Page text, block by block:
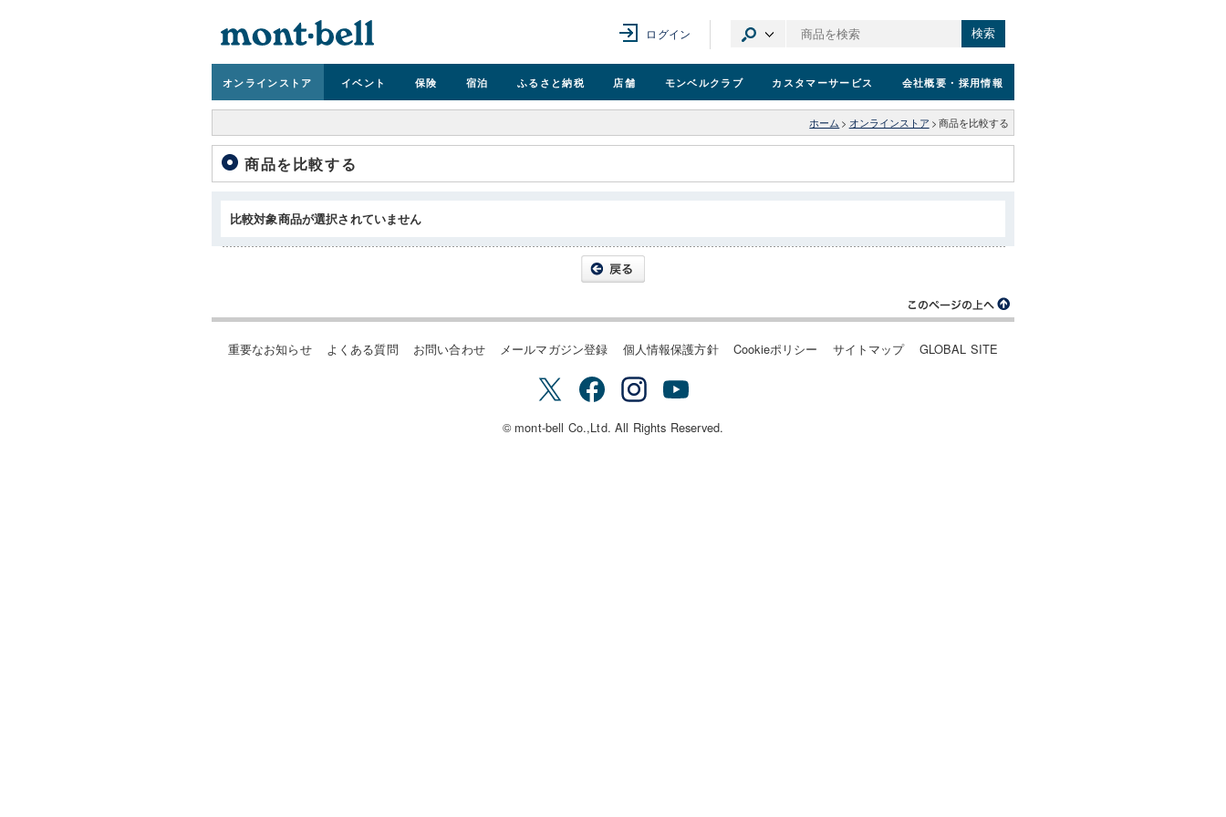
ログイン 検索
オンラインストア イベント 保険 宿泊 ふるさと納税 店舗 モンベルクラブ カスタマーサービス 会社概要 ・採用情報
ホーム > オンラインストア > 商品を比較する
商品を比較する
比較対象商品が選択されていません
重要なお知らせ よくある質問 お問い合わせ メールマガジン登録 個人情報保護方針 Cookieポリシー サイトマップ GLOBAL SITE
© mont-bell Co.,Ltd. All Rights Reserved.